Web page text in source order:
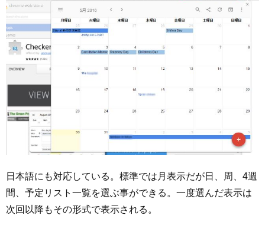
日本語にも対応している。標準では月表示だが日、周、4週
間、予定リスト一覧を選ぶ事ができる。一度選んだ表示は
次回以降もその形式で表示される。